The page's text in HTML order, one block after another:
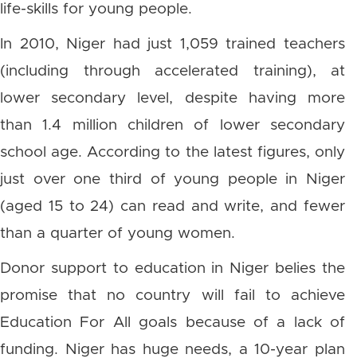
life-skills for young people.
In 2010, Niger had just 1,059 trained teachers
(including through accelerated training), at
lower secondary level, despite having more
than 1.4 million children of lower secondary
school age. According to the latest figures, only
just over one third of young people in Niger
(aged 15 to 24) can read and write, and fewer
than a quarter of young women.
Donor support to education in Niger belies the
promise that no country will fail to achieve
Education For All goals because of a lack of
funding. Niger has huge needs, a 10-year plan